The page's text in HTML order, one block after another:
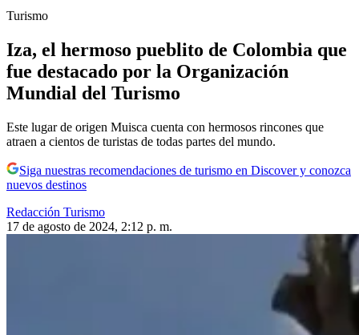
Turismo
Iza, el hermoso pueblito de Colombia que
fue destacado por la Organización
Mundial del Turismo
Este lugar de origen Muisca cuenta con hermosos rincones que
atraen a cientos de turistas de todas partes del mundo.
Siga nuestras recomendaciones de turismo en Discover y conozca
nuevos destinos
Redacción Turismo
17 de agosto de 2024, 2:12 p. m.